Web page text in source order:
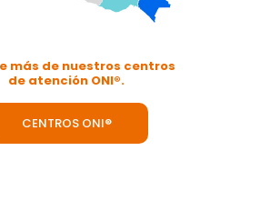
más de nuestros centros
de atención ONI®.
CENTROS ONI®